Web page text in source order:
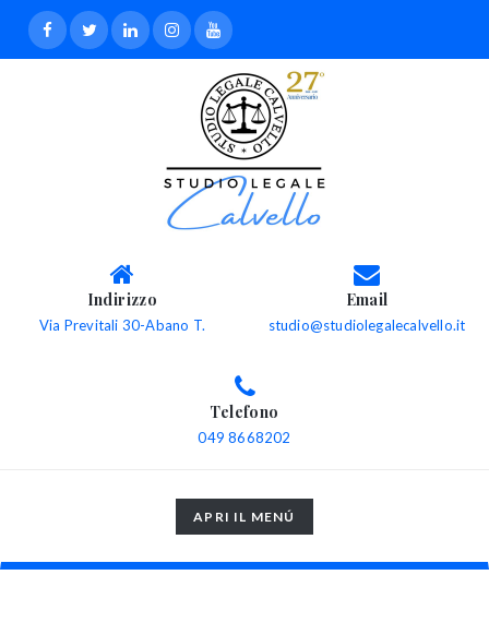
Indirizzo
Via Previtali 30-Abano T.
Email
studio@studiolegalecalvello.it
Telefono
049 8668202
TOGGLE
NAVIGATION
APRI IL MENÚ